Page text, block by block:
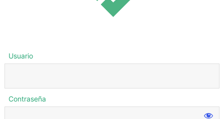
Usuario
Contraseña